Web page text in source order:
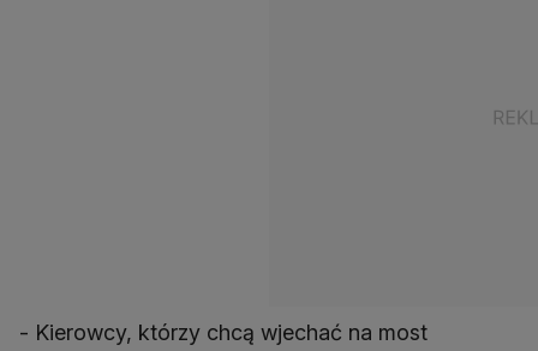
- Kierowcy, którzy chcą wjechać na most